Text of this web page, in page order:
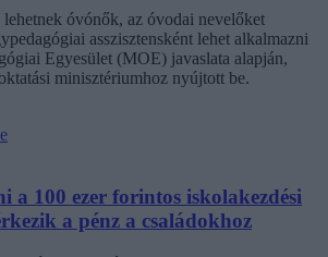
óvónők, az óvodai nevelőket
asszisztensként lehet alkalmazni
Egyesület (MOE) javaslata alapján,
minisztériumhoz nyújtott be.
a 100 ezer forintos iskolakezdési
a pénz a családokhoz